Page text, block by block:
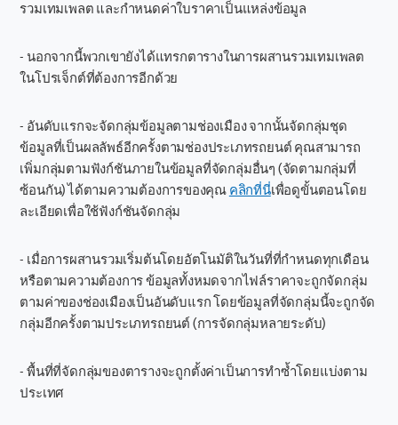
รวมเทมเพลต และกำหนดค่าใบราคาเป็นแหล่งข้อมูล
- นอกจากนี้พวกเขายังได้แทรกตารางในการผสานรวมเทมเพลต
ในโปรเจ็กต์ที่ต้องการอีกด้วย
- อันดับแรกจะจัดกลุ่มข้อมูลตามช่องเมือง จากนั้นจัดกลุ่มชุด
ข้อมูลที่เป็นผลลัพธ์อีกครั้งตามช่องประเภทรถยนต์ คุณสามารถ
เพิ่มกลุ่มตามฟังก์ชันภายในข้อมูลที่จัดกลุ่มอื่นๆ (จัดตามกลุ่มที่
ซ้อนกัน) ได้ตามความต้องการของคุณ คลิกที่นี่เพื่อดูขั้นตอนโดย
ละเอียดเพื่อใช้ฟังก์ชันจัดกลุ่ม
- เมื่อการผสานรวมเริ่มต้นโดยอัตโนมัติในวันที่ที่กำหนดทุกเดือน
หรือตามความต้องการ ข้อมูลทั้งหมดจากไฟล์ราคาจะถูกจัดกลุ่ม
ตามค่าของช่องเมืองเป็นอันดับแรก โดยข้อมูลที่จัดกลุ่มนี้จะถูกจัด
กลุ่มอีกครั้งตามประเภทรถยนต์ (การจัดกลุ่มหลายระดับ)
- พื้นที่ที่จัดกลุ่มของตารางจะถูกตั้งค่าเป็นการทำซ้ำโดยแบ่งตาม
ประเทศ